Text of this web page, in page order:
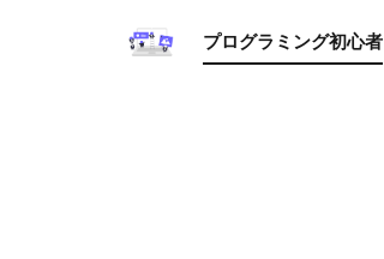
プログラミング初心者